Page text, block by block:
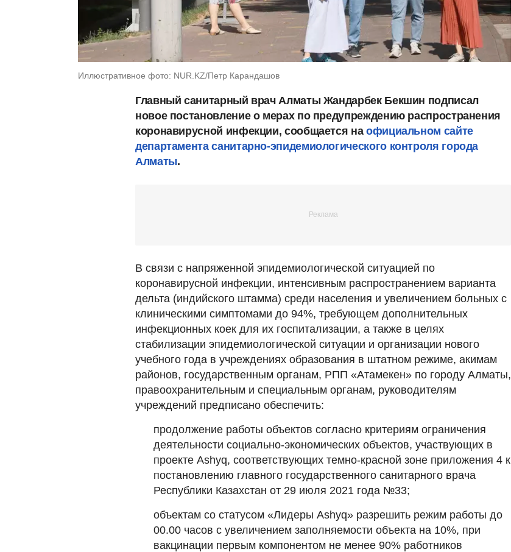
Иллюстративное фото: NUR.KZ/Петр Карандашов
Главный санитарный врач Алматы Жандарбек Бекшин подписал
новое постановление о мерах по предупреждению распространения
коронавирусной инфекции, сообщается на официальном сайте
департамента санитарно-эпидемиологического контроля города
Алматы.
В связи с напряженной эпидемиологической ситуацией по
коронавирусной инфекции, интенсивным распространением варианта
дельта (индийского штамма) среди населения и увеличением больных с
клиническими симптомами до 94%, требующем дополнительных
инфекционных коек для их госпитализации, а также в целях
стабилизации эпидемиологической ситуации и организации нового
учебного года в учреждениях образования в штатном режиме, акимам
районов, государственным органам, РПП «Атамекен» по городу Алматы,
правоохранительным и специальным органам, руководителям
учреждений предписано обеспечить:
продолжение работы объектов согласно критериям ограничения
деятельности социально-экономических объектов, участвующих в
проекте Ashyq, соответствующих темно-красной зоне приложения 4 к
постановлению главного государственного санитарного врача
Республики Казахстан от 29 июля 2021 года №33;
объектам со статусом «Лидеры Ashyq» разрешить режим работы до
00.00 часов с увеличением заполняемости объекта на 10%, при
вакцинации первым компонентом не менее 90% работников